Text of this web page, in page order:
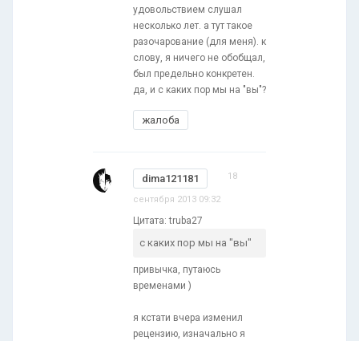
удовольствием слушал
несколько лет. а тут такое
разочарование (для меня). к
слову, я ничего не обобщал,
был предельно конкретен.
да, и с каких пор мы на "вы"?
жалоба
dima121181 18
сентября 2013 09:32
Цитата: truba27
с каких пор мы на "вы"
привычка, путаюсь
временами )
я кстати вчера изменил
рецензию, изначально я